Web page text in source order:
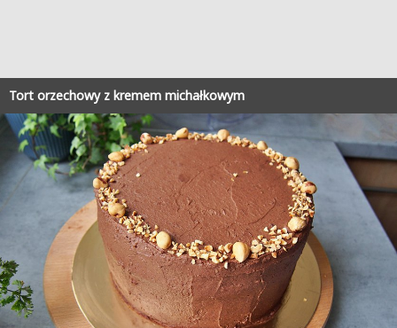
Tort orzechowy z kremem michałkowym